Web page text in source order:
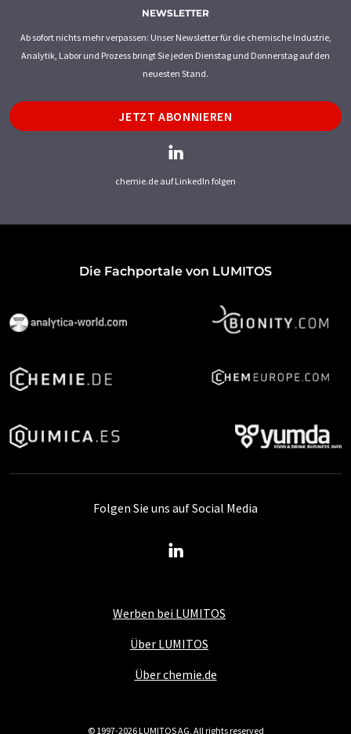
NEWSLETTER
Ab sofort nichts mehr verpassen: Unser Newsletter für die chemische Industrie,
Analytik, Labor und Prozess bringt Sie jeden Dienstag und Donnerstag auf den
neuesten Stand.
JETZT ABONNIEREN
chemie.de auf LinkedIn folgen
Die Fachportale von LUMITOS
Werben bei LUMITOS
Über LUMITOS
Über chemie.de
Folgen Sie uns auf Social Media
© 1997-2026 LUMITOS AG, All rights reserved